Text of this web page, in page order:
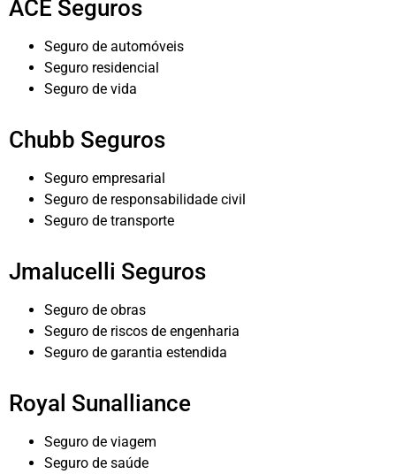
ACE Seguros
Seguro de automóveis
Seguro residencial
Seguro de vida
Chubb Seguros
Seguro empresarial
Seguro de responsabilidade civil
Seguro de transporte
Jmalucelli Seguros
Seguro de obras
Seguro de riscos de engenharia
Seguro de garantia estendida
Royal Sunalliance
Seguro de viagem
Seguro de saúde